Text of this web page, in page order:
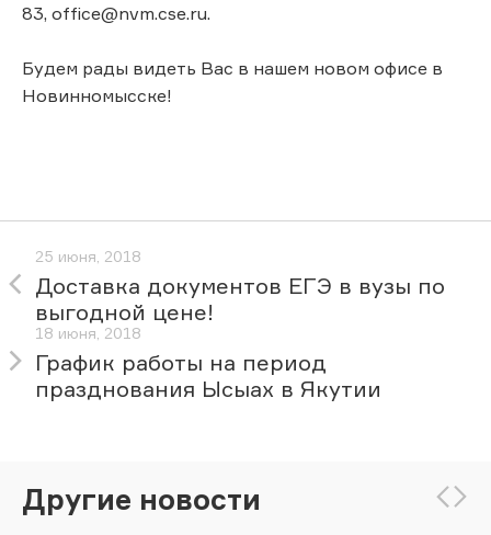
83, office@nvm.cse.ru.
Будем рады видеть Вас в нашем новом офисе в
Новинномысске!
25 июня, 2018
Доставка документов ЕГЭ в вузы по
выгодной цене!
18 июня, 2018
График работы на период
празднования Ысыах в Якутии
Другие новости